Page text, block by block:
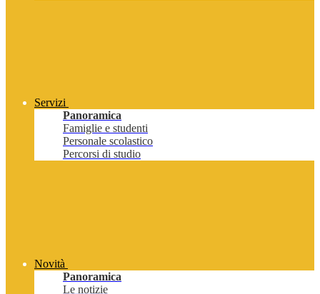
Servizi
Panoramica
Famiglie e studenti
Personale scolastico
Percorsi di studio
Novità
Panoramica
Le notizie